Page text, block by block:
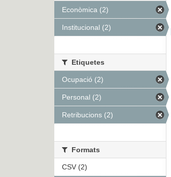
Econòmica (2)
Institucional (2)
Etiquetes
Ocupació (2)
Personal (2)
Retribucions (2)
Formats
CSV (2)